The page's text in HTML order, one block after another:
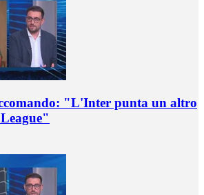
"L'Inter punta un altro